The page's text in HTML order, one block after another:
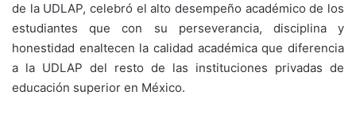
de la UDLAP, celebró el alto desempeño académico de los
estudiantes que con su perseverancia, disciplina y
honestidad enaltecen la calidad académica que diferencia
a la UDLAP del resto de las instituciones privadas de
educación superior en México.